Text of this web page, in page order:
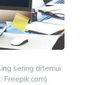
sering ditemui
Freepik.com)